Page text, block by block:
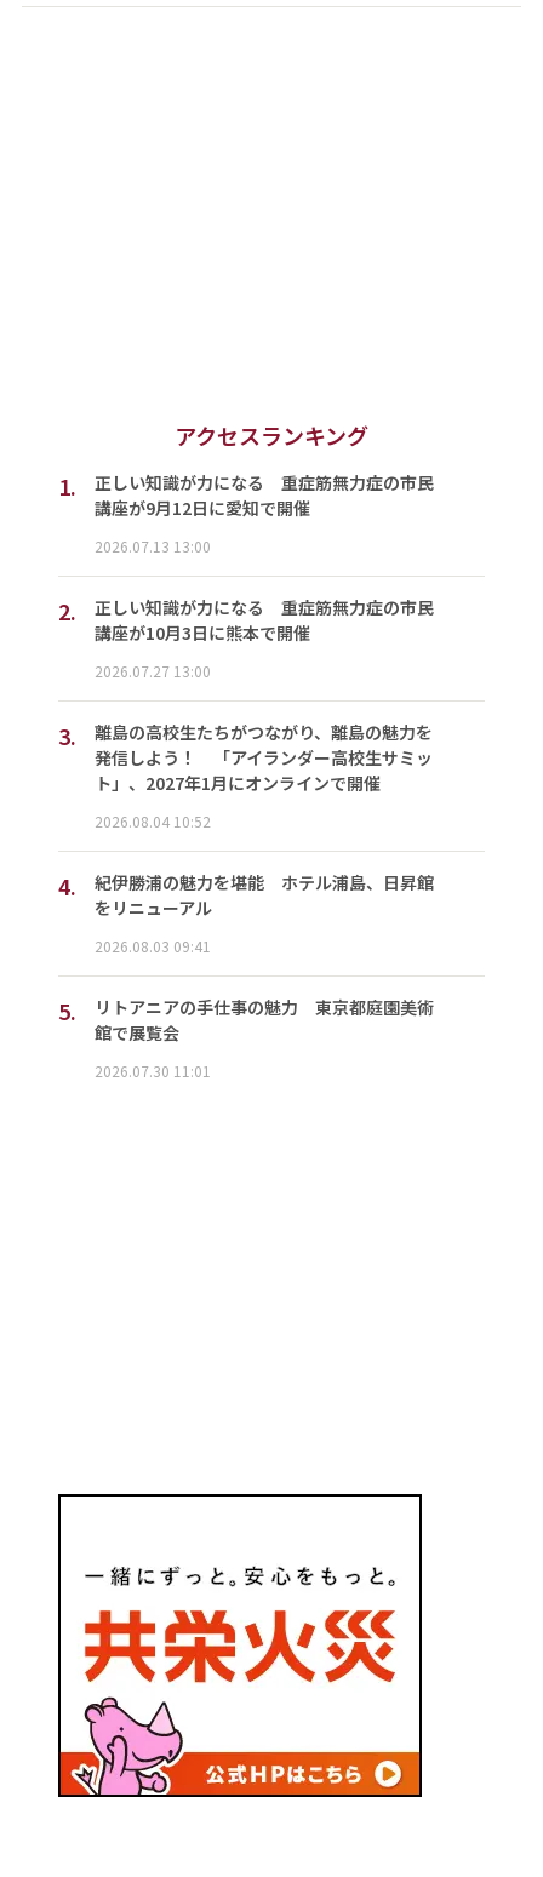
アクセスランキング
1.
正しい知識が力になる 重症筋無力症の市民
講座が9月12日に愛知で開催
2026.07.13 13:00
2.
正しい知識が力になる 重症筋無力症の市民
講座が10月3日に熊本で開催
2026.07.27 13:00
3.
離島の高校生たちがつながり、離島の魅力を
発信しよう！ 「アイランダー高校生サミッ
ト」、2027年1月にオンラインで開催
2026.08.04 10:52
4.
紀伊勝浦の魅力を堪能 ホテル浦島、日昇館
をリニューアル
2026.08.03 09:41
5.
リトアニアの手仕事の魅力 東京都庭園美術
館で展覧会
2026.07.30 11:01